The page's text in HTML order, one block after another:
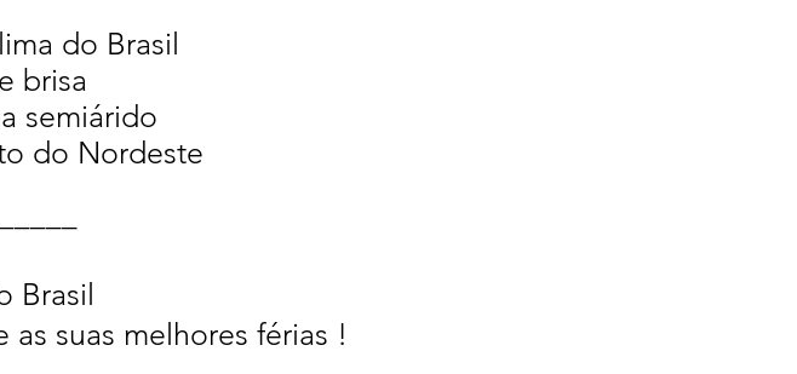
do Brasil
brisa
semiárido
do Nordeste
Brasil
suas melhores férias !